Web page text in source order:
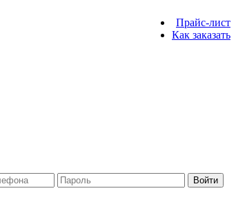
Прайс-лист
Как заказать
Войти